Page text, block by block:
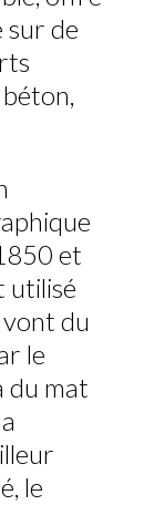
sur de
et
utilisé
vont du
le
du mat
le